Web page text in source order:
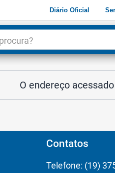
Diário Oficial
O endereço
Contatos
Telefone: (19)